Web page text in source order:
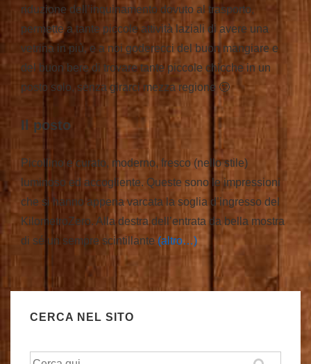
riduzione dell’inquinamento dovuto al trasporto,
permette a tante piccole attività laziali di avere una
vetrina in più, e a noi goderecci del buon mangiare e
del buon bere di trovare tante piccole chicche in un
posto solo, senza girarci mezza regione 🙂
Il posto
Picollino e curato, moderno, fresco (nello stile)
luminoso ed accogliente. Queste sono le impressioni
che si hanno appena varcata la soglia d’ingresso del
KilometroZero. Alla destra dell’entrata da bella mostra
di sé un sempre scintillante (altro…)
CERCA NEL SITO
Cerca: